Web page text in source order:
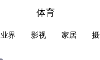
体育
业界 影视 家居